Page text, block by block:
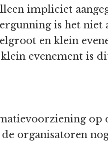
impliciet
is het niet
en klein
evenement is
op
organisatoren